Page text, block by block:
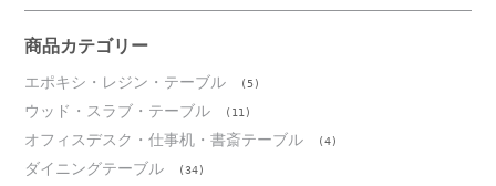
ブ
商品カテゴリー
エポキシ・レジン・テーブル (5)
ウッド・スラブ・テーブル (11)
オフィスデスク・仕事机・書斎テーブル (4)
ダイニングテーブル (34)